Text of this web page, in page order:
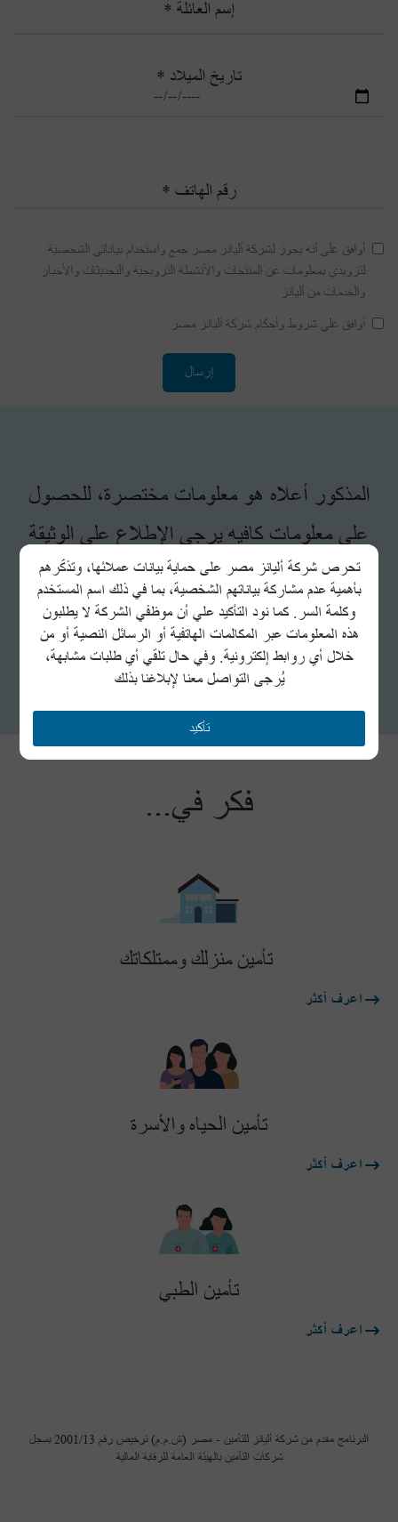
إسم العائلة *
تاريخ الميلاد *
رقم الهاتف *
أوافق على أنه يجوز لشركة أليانز مصر جمع واستخدام بياناتي الشخصية
لتزويدي بمعلومات عن المنتجات والأنشطة الترويجية والتحديثات والأخبار
والخدمات من أليانز
أوافق علي شروط وأحكام شركة أليانز مصر
المذكور أعلاه هو معلومات مختصرة، للحصول
على معلومات كافيه يرجى الإطلاع على الوثيقة
الكاملة أو...
اتصل بنا على 19909 أو على البريد الإلكتروني
فكر في...
تأمين منزلك وممتلكاتك
اعرف أكثر
تأمين الحياه والأسرة
اعرف أكثر
تأمين الطبي
اعرف أكثر
البرنامج مقدم من شركة أليانز للتأمين - مصر (ش.م.م) ترخيص رقم 2001/13 بسجل
شركات التأمين بالهيئة العامة للرقابة المالية
تحرص شركة أليانز مصر على حماية بيانات عملائها، وتذكّرهم
بأهمية عدم مشاركة بياناتهم الشخصية، بما في ذلك اسم المستخدم
وكلمة السر. كما نود التأكيد علي أن موظفي الشركة لا يطلبون
هذه المعلومات عبر المكالمات الهاتفية أو الرسائل النصية أو من
خلال أي روابط إلكترونية. وفي حال تلقي أي طلبات مشابهة،
يُرجى التواصل معنا لإبلاغنا بذلك
تأكيد